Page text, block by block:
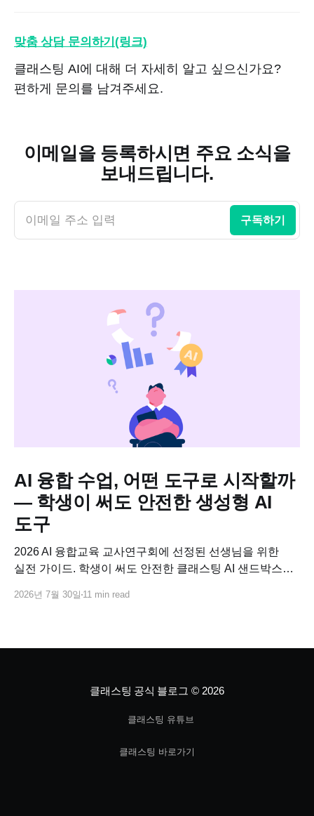
맞춤 상담 문의하기(링크)
클래스팅 AI에 대해 더 자세히 알고 싶으신가요?
편하게 문의를 남겨주세요.
이메일을 등록하시면 주요 소식을
보내드립니다.
이메일 주소 입력 구독하기
AI 융합 수업, 어떤 도구로 시작할까
— 학생이 써도 안전한 생성형 AI
도구
2026 AI 융합교육 교사연구회에 선정된 선생님을 위한
실전 가이드. 학생이 써도 안전한 클래스팅 AI 샌드박스로
코스웨어까지 연결하는 방법.
2026년 7월 30일 11 min read
클래스팅 공식 블로그 © 2026
클래스팅 유튜브
클래스팅 바로가기